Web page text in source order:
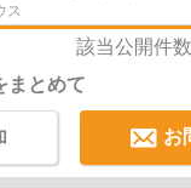
ス
該当公開件数
まとめて
お